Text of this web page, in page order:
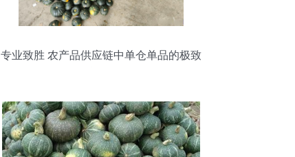
专业致胜 农产品供应链中单仓单品的极致